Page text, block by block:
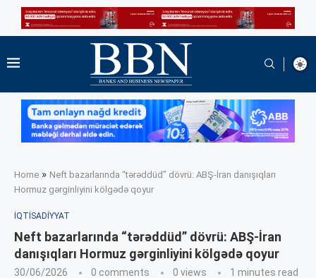
Home » Neft bazarlarında “tərəddüd” dövrü: ABŞ-İran danışıqları
Hormuz gərginliyini kölgədə qoyur
İQTISADIYYAT
Neft bazarlarında “tərəddüd” dövrü: ABŞ-İran
danışıqları Hormuz gərginliyini kölgədə qoyur
30/06/2026 0 comments 0 views 1 minutes read